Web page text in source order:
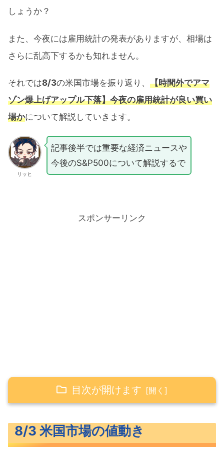
しょうか？
また、今夜には雇用統計の発表がありますが、相場は
さらに乱高下するかも知れません。
それでは8/3の米国市場を振り返り、 【時間外でアマ
ゾン爆上げアップル下落】今夜の雇用統計が良い買い
場かについて解説していきます。
リッヒ
記事後半では重要な経済ニュースや
今後のS&P500について解説するで
スポンサーリンク
目次が開けます
わずかに下落した米主要3指数
8/3 米国市場の値動き